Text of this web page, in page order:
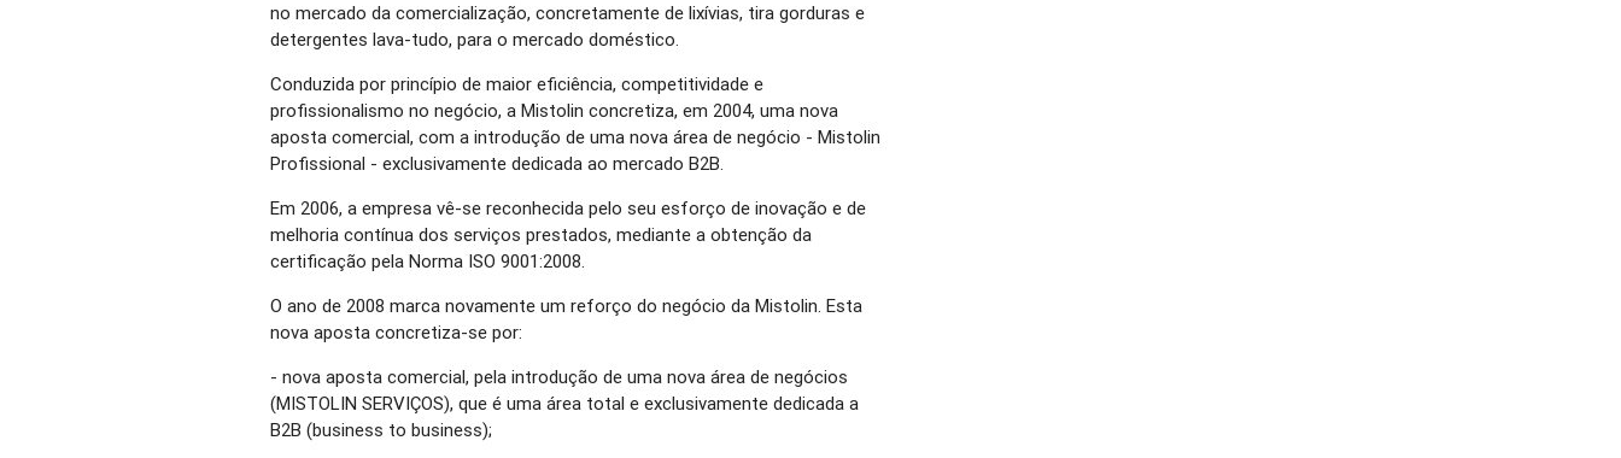
no mercado da comercialização, concretamente de lixívias, tira gorduras e
detergentes lava-tudo, para o mercado doméstico.
Conduzida por princípio de maior eficiência, competitividade e
profissionalismo no negócio, a Mistolin concretiza, em 2004, uma nova
aposta comercial, com a introdução de uma nova área de negócio - Mistolin
Profissional - exclusivamente dedicada ao mercado B2B.
Em 2006, a empresa vê-se reconhecida pelo seu esforço de inovação e de
melhoria contínua dos serviços prestados, mediante a obtenção da
certificação pela Norma ISO 9001:2008.
O ano de 2008 marca novamente um reforço do negócio da Mistolin. Esta
nova aposta concretiza-se por:
- nova aposta comercial, pela introdução de uma nova área de negócios
(MISTOLIN SERVIÇOS), que é uma área total e exclusivamente dedicada a
B2B (business to business);